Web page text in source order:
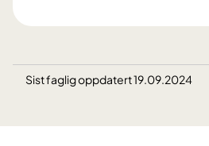
Sist faglig oppdatert 19.09.2024